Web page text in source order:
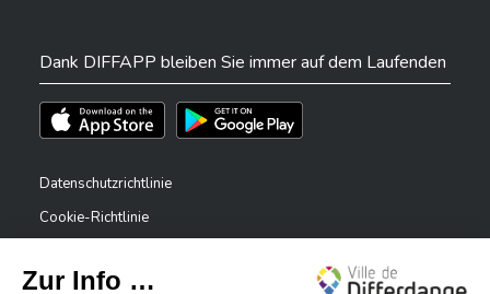
Dank DIFFAPP bleiben Sie immer auf dem Laufenden
Téléchargez l'app sur l'App StoreTéléchargez l'app sur Play Store
Datenschutzrichtlinie
Cookie-Richtlinie
Erklärung zur Barrierefreiheit